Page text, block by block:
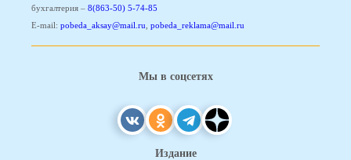
бухгалтерия – 8(863-50) 5-74-85
E-mail: pobeda_aksay@mail.ru, pobeda_reklama@mail.ru
Мы в соцсетях
Издание